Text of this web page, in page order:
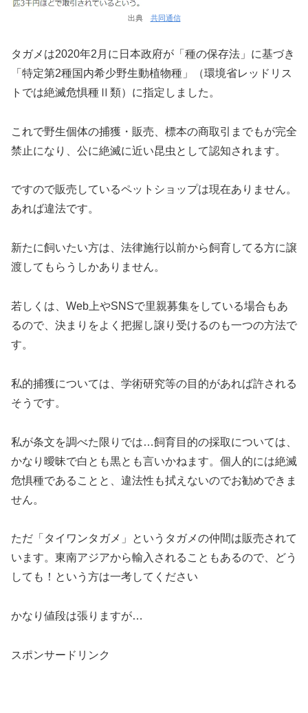
出典 共同通信
タガメは2020年2月に日本政府が「種の保存法」に基づき
「特定第2種国内希少野生動植物種」（環境省レッドリス
トでは絶滅危惧種Ⅱ類）に指定しました。
これで野生個体の捕獲・販売、標本の商取引までもが完全
禁止になり、公に絶滅に近い昆虫として認知されます。
ですので販売しているペットショップは現在ありません。
あれば違法です。
新たに飼いたい方は、法律施行以前から飼育してる方に譲
渡してもらうしかありません。
若しくは、Web上やSNSで里親募集をしている場合もあ
るので、決まりをよく把握し譲り受けるのも一つの方法で
す。
私的捕獲については、学術研究等の目的があれば許される
そうです。
私が条文を調べた限りでは…飼育目的の採取については、
かなり曖昧で白とも黒とも言いかねます。個人的には絶滅
危惧種であることと、違法性も拭えないのでお勧めできま
せん。
ただ「タイワンタガメ」というタガメの仲間は販売されて
います。東南アジアから輸入されることもあるので、どう
しても！という方は一考してください
かなり値段は張りますが…
スポンサードリンク